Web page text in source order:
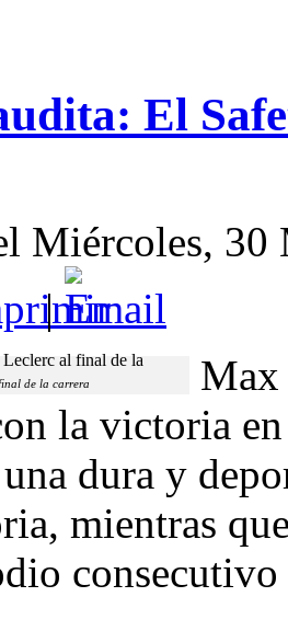
El
Miércoles, 30
|
de la carrera
Max
la victoria
una dura y
mientras
consecutivo